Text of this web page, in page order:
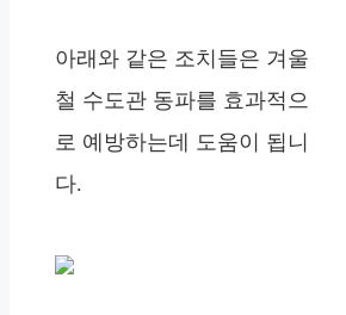
아래와 같은 조치들은 겨울
철 수도관 동파를 효과적으
로 예방하는데 도움이 됩니
다.